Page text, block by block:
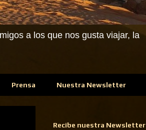
a los que nos gusta viajar, la
Prensa Nuestra Newsletter
Recibe nuestra Newsletter